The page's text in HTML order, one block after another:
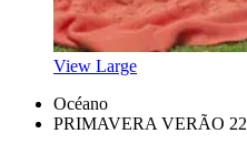
View Large
Océano
PRIMAVERA VERÃO 22